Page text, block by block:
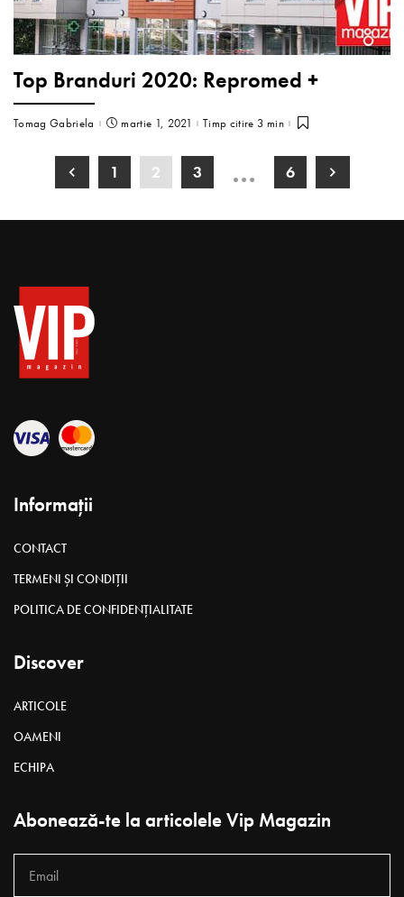
Top Branduri 2020: Repromed +
Tomag Gabriela martie 1, 2021 Timp citire 3 min
1 2 3 … 6
Informații
CONTACT
TERMENI ȘI CONDIȚII
POLITICA DE CONFIDENȚIALITATE
Discover
ARTICOLE
OAMENI
ECHIPA
Abonează-te la articolele Vip Magazin